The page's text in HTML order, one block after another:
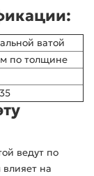
ватой
по толщине
ведут по
на